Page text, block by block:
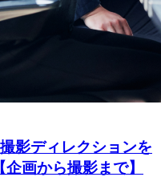
影ディレクションを
画から撮影まで】